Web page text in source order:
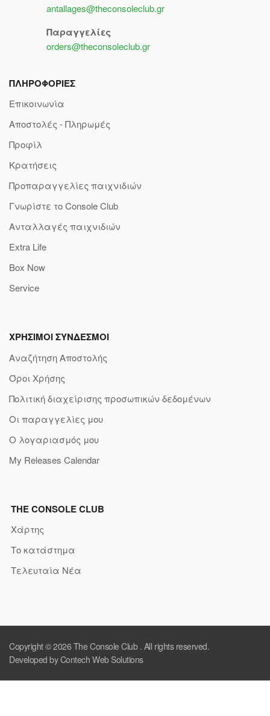
antallages@theconsoleclub.gr
Παραγγελίες
orders@theconsoleclub.gr
ΠΛΗΡΟΦΟΡΙΕΣ
Επικοινωνία
Αποστολές - Πληρωμές
Προφίλ
Κρατήσεις
Προπαραγγελίες παιχνιδιών
Γνωρίστε το Console Club
Ανταλλαγές παιχνιδιών
Extra Life
Box Now
Service
ΧΡΗΣΙΜΟΙ ΣΥΝΔΕΣΜΟΙ
Αναζήτηση Αποστολής
Όροι Χρήσης
Πολιτική διαχείρισης προσωπικών δεδομένων
Οι παραγγελίες μου
Ο λογαριασμός μου
My Releases Calendar
THE CONSOLE CLUB
Χάρτης
Το κατάστημα
Τελευταία Νέα
Copyright © 2026 The Console Club. All rights reserved.
Developed by Contech Web Solutions